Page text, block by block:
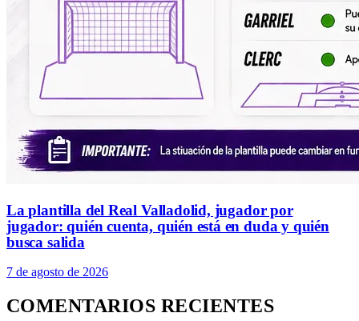
La plantilla del Real Valladolid, jugador por
jugador: quién cuenta, quién está en duda y quién
busca salida
7 de agosto de 2026
COMENTARIOS RECIENTES